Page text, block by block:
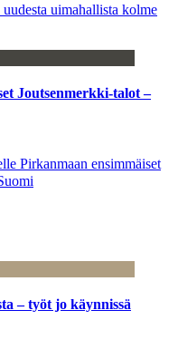
uimahallista kolme
Joutsenmerkki-talot –
Pirkanmaan ensimmäiset
– työt jo käynnissä